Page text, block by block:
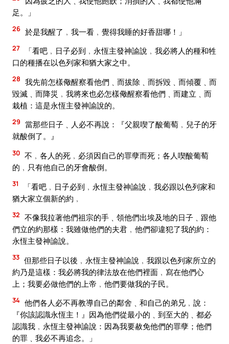
足。」
26 於是我醒了﹐我一看﹐覺得我睡的好香甜哪！」
27
「看吧﹐日子必到﹐永恆主發神諭說﹐我必將人的種和牲
口的種播在以色列家和猶大家之中。
28 我先前怎樣儆醒察看他們﹑而拔除﹑而拆毀﹑而傾覆﹑而
毀滅﹑而降災﹐我將來也必怎樣儆醒察看他們﹑而建立﹑而
栽植：這是永恆主發神諭說的。
29 當那些日子﹑人必不再說：『父親喫了酸葡萄﹐兒子的牙
就酸倒了。』
30 不﹐各人的死﹐必須因自己的罪孽而死；各人喫酸葡萄
的﹐只有他自己的牙會酸倒。
31
「看吧﹐日子必到﹐永恆主發神諭說﹐我必跟以色列家和
猶大家立個新的約﹐
32 不像我拉著他們祖宗的手﹑領他們出埃及地的日子﹑跟他
們立的約那樣：我雖做他們的夫君﹐他們卻違犯了我的約：
永恆主發神諭說。
33 但那些日子以後﹐永恆主發神諭說﹐我跟以色列家所立的
約乃是這樣：我必將我的律法放在他們裡面﹐寫在他們心
上；我要必做他們的上帝﹐他們要做我的子民。
34 他們各人必不再教導自己的鄰舍﹑和自己的弟兄﹐說：
『你該認識永恆主！』因為他們從最小的﹑到至大的﹑都必
認識我﹐永恆主發神諭說：因為我要赦免他們的罪孽；他們
的罪﹑我必不再追念。」